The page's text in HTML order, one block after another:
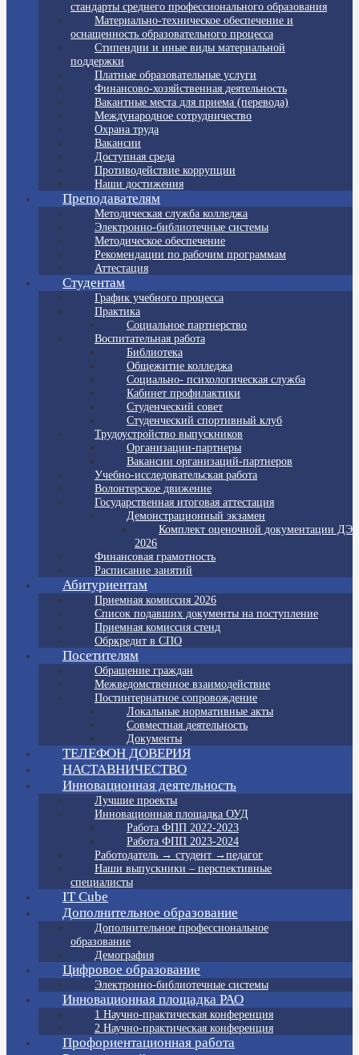
стандарты среднего профессионального образования
Материально-техническое обеспечение и
оснащенность образовательного процесса
Стипендии и иные виды материальной
поддержки
Платные образовательные услуги
Финансово-хозяйственная деятельность
Вакантные места для приема (перевода)
Международное сотрудничество
Охрана труда
Вакансии
Доступная среда
Противодействие коррупции
Наши достижения
Преподавателям
Методическая служба колледжа
Электронно-библиотечные системы
Методическое обеспечение
Рекомендации по рабочим программам
Аттестация
Студентам
График учебного процесса
Практика
Социальное партнерство
Воспитательная работа
Библиотека
Общежитие колледжа
Социально- психологическая служба
Кабинет профилактики
Студенческий совет
Студенческий спортивный клуб
Трудоустройство выпускников
Организации-партнеры
Вакансии организаций-партнеров
Учебно-исследовательская работа
Волонтерское движение
Государственная итоговая аттестация
Демонстрационный экзамен
Комплект оценочной документации ДЭ
2026
Финансовая грамотность
Расписание занятий
Абитуриентам
Приемная комиссия 2026
Список подавших документы на поступление
Приемная комиссия стенд
Обркредит в СПО
Посетителям
Обращение граждан
Межведомственное взаимодействие
Постинтернатное сопровождение
Локальные нормативные акты
Совместная деятельность
Документы
ТЕЛЕФОН ДОВЕРИЯ
НАСТАВНИЧЕСТВО
Инновационная деятельность
Лучшие проекты
Инновационная площадка ОУД
Работа ФПП 2022-2023
Работа ФПП 2023-2024
Работодатель → студент →педагог
Наши выпускники – перспективные
специалисты
IT Cube
Дополнительное образование
Дополнительное профессиональное
образование
Демография
Цифровое образование
Электронно-библиотечные системы
Инновационная площадка РАО
1 Научно-практическая конференция
2 Научно-практическая конференция
Профориентационная работа